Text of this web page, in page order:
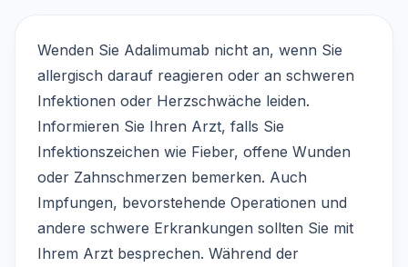
Wenden Sie Adalimumab nicht an, wenn Sie
allergisch darauf reagieren oder an schweren
Infektionen oder Herzschwäche leiden.
Informieren Sie Ihren Arzt, falls Sie
Infektionszeichen wie Fieber, offene Wunden
oder Zahnschmerzen bemerken. Auch
Impfungen, bevorstehende Operationen und
andere schwere Erkrankungen sollten Sie mit
Ihrem Arzt besprechen. Während der